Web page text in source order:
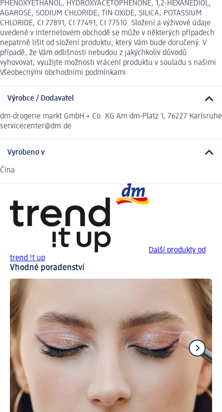
PHENOXYETHANOL, HYDROXYACETOPHENONE, 1,2-HEXANEDIOL,
AGAROSE, SODIUM CHLORIDE, TIN OXIDE, SILICA, POTASSIUM
CHLORIDE, CI 77891, CI 77491, CI 77510. Složení a výživové údaje
uvedené v internetovém obchodě se může v některých případech
nepatrně lišit od složení produktu, který Vám bude doručený. V
případě, že Vám odlišnosti nebudou z jakýchkoliv důvodů
vyhovovat, využijte možnosti vrácení produktu v souladu s našimi
Všeobecnými obchodními podmínkami.
Výrobce / Dodavatel
dm-drogerie markt GmbH + Co. KG Am dm-Platz 1, 76227 Karlsruhe
servicecenter@dm.de
Vyrobeno v
Čína
Další produkty od
trend !t up
Vhodné poradenství